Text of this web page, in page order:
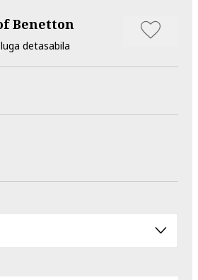
Benetton
detasabila